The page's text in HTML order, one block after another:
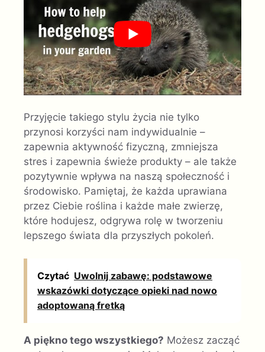
Przyjęcie takiego stylu życia nie tylko
przynosi korzyści nam indywidualnie –
zapewnia aktywność fizyczną, zmniejsza
stres i zapewnia świeże produkty – ale także
pozytywnie wpływa na naszą społeczność i
środowisko. Pamiętaj, że każda uprawiana
przez Ciebie roślina i każde małe zwierzę,
które hodujesz, odgrywa rolę w tworzeniu
lepszego świata dla przyszłych pokoleń.
Czytać Uwolnij zabawę: podstawowe
wskazówki dotyczące opieki nad nowo
adoptowaną fretką
A piękno tego wszystkiego? Możesz zacząć